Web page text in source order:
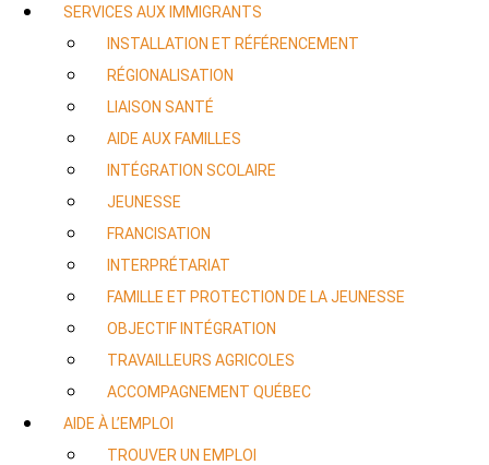
SERVICES AUX IMMIGRANTS
INSTALLATION ET RÉFÉRENCEMENT
RÉGIONALISATION
LIAISON SANTÉ
AIDE AUX FAMILLES
INTÉGRATION SCOLAIRE
JEUNESSE
FRANCISATION
INTERPRÉTARIAT
FAMILLE ET PROTECTION DE LA JEUNESSE
OBJECTIF INTÉGRATION
TRAVAILLEURS AGRICOLES
ACCOMPAGNEMENT QUÉBEC
AIDE À L’EMPLOI
TROUVER UN EMPLOI